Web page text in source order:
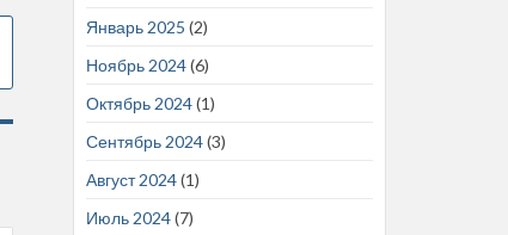
Январь 2025 (2)
Ноябрь 2024(6)
Октябрь 2024(1)
Сентябрь 2024(3)
Август 2024(1)
Июль 2024(7)